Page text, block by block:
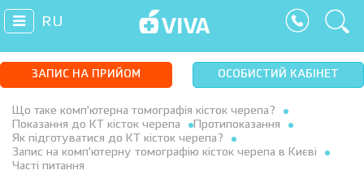
RU
ЗАПИС НА ПРИЙОМ ОСОБИСТИЙ КАБІНЕТ
Що таке комп’ютерна томографія кісток черепа?
Показання до КТ кісток черепа
Протипоказання
Як підготуватися до КТ кісток черепа?
Запис на комп’ютерну томографію кісток черепа в Києві
Часті питання